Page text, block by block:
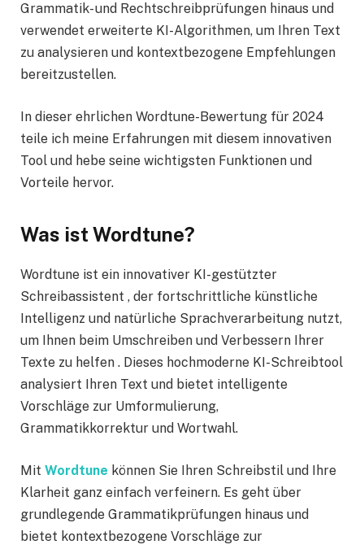
Grammatik- und Rechtschreibprüfungen hinaus und
verwendet erweiterte KI-Algorithmen, um Ihren Text
zu analysieren und kontextbezogene Empfehlungen
bereitzustellen.
In dieser ehrlichen Wordtune-Bewertung für 2024
teile ich meine Erfahrungen mit diesem innovativen
Tool und hebe seine wichtigsten Funktionen und
Vorteile hervor.
Was ist Wordtune?
Wordtune ist ein innovativer KI-gestützter
Schreibassistent , der fortschrittliche künstliche
Intelligenz und natürliche Sprachverarbeitung nutzt,
um Ihnen beim Umschreiben und Verbessern Ihrer
Texte zu helfen . Dieses hochmoderne KI-Schreibtool
analysiert Ihren Text und bietet intelligente
Vorschläge zur Umformulierung,
Grammatikkorrektur und Wortwahl.
Mit Wordtune können Sie Ihren Schreibstil und Ihre
Klarheit ganz einfach verfeinern. Es geht über
grundlegende Grammatikprüfungen hinaus und
bietet kontextbezogene Vorschläge zur